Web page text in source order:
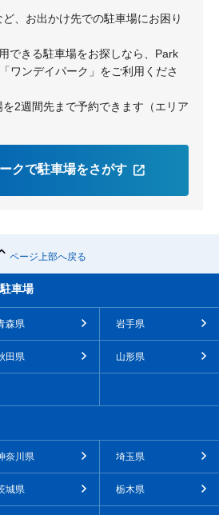
、お出かけ先での駐車場にお困り
できる駐車場をお探しなら、Park
ワンデイパーク」をご利用くださ
2週間先まで予約できます（エリア
クで駐車場をさがす
ページ上部へ戻る
車場
森県 岩手県
田県 山形県
奈川県 埼玉県
城県 栃木県